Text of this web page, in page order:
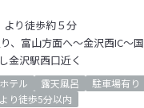
り徒歩約５分
、富山方面へ～金沢西IC～国
金沢駅西口近く
ホテル 露天風呂
駐車場有り
り徒歩5分以内